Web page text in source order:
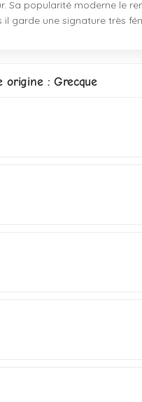
Sa popularité moderne le
il garde une signature très
origine : Grecque